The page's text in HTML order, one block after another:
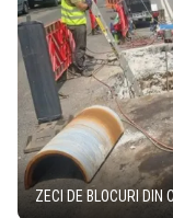
ZECI DE BLOCURI DIN